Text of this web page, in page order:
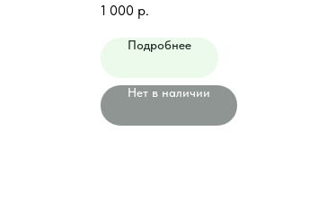
1 000 р.
Подробнее
Нет в наличии